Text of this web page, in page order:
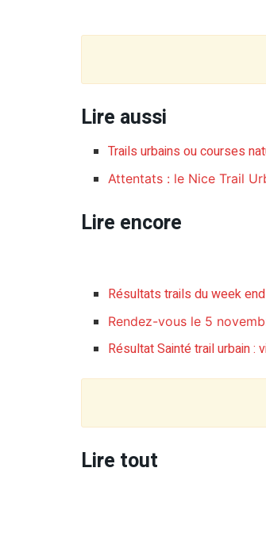
Lire aussi
Trails urbains ou courses
Attentats : le Nice Trail
Lire encore
Résultats trails du week
Rendez-vous le 5
Résultat Sainté trail urbain :
Lire tout